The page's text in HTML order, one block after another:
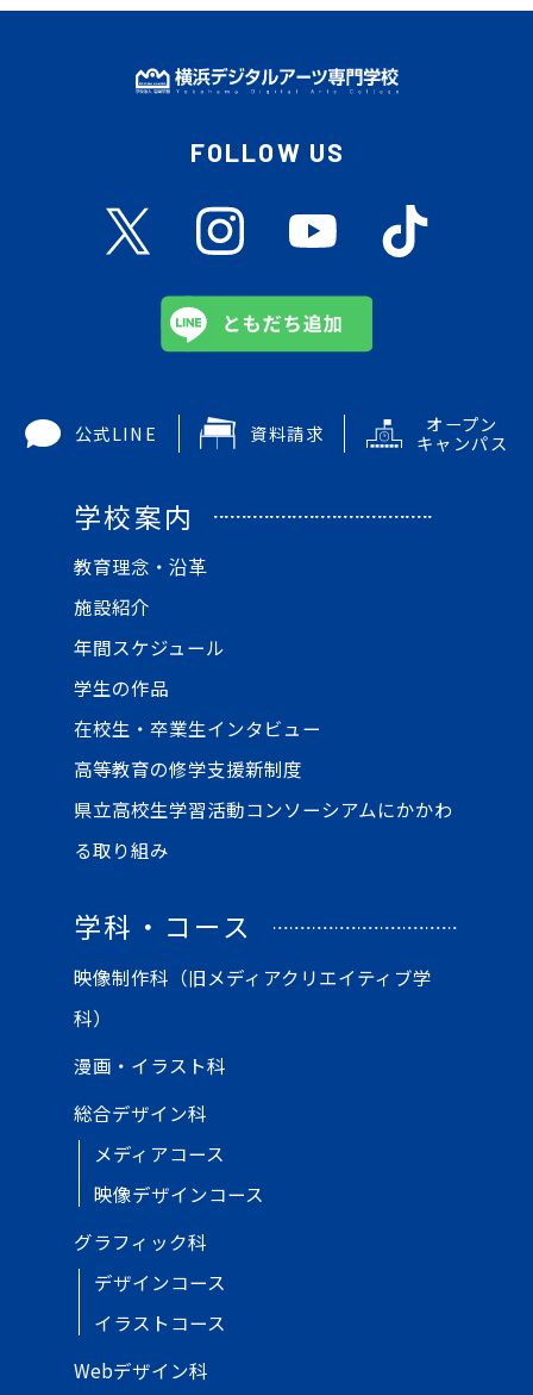
FOLLOW US
公式LINE 資料請求 オープン
キャンパス
学校案内
教育理念・沿革
施設紹介
年間スケジュール
学生の作品
在校生・卒業生インタビュー
高等教育の修学支援新制度
県立高校生学習活動コンソーシアムにかかわ
る取り組み
学科・コース
映像制作科（旧メディアクリエイティブ学
科）
漫画・イラスト科
総合デザイン科
メディアコース
映像デザインコース
グラフィック科
デザインコース
イラストコース
Webデザイン科